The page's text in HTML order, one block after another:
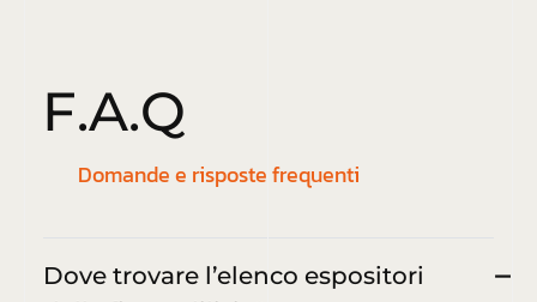
F.A.Q
Domande e risposte frequenti
Dove trovare l’elenco espositori